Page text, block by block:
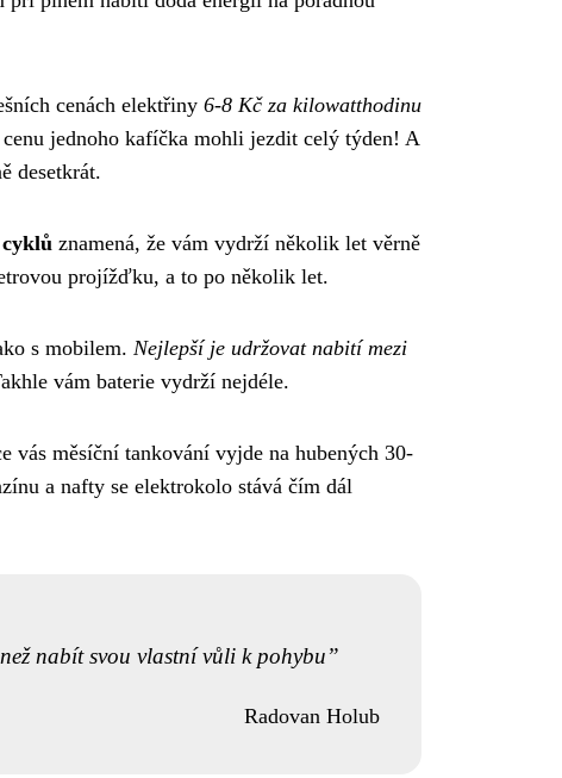
cenách elektřiny 6-8 Kč za kilowatthodinu
jednoho kafíčka mohli jezdit celý týden! A
desetkrát.
cyklů znamená, že vám vydrží několik let věrně
projížďku, a to po několik let.
s mobilem. Nejlepší je udržovat nabití mezi
vám baterie vydrží nejdéle.
vás měsíční tankování vyjde na hubených 30-
a nafty se elektrokolo stává čím dál
nabít svou vlastní vůli k pohybu
Radovan Holub